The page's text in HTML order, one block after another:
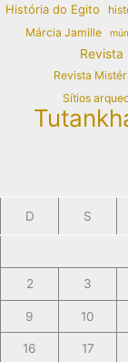
História do Egito
Márcia Jamille
Revista
Revista
Sítios
D S
2 3
9 10
16 17